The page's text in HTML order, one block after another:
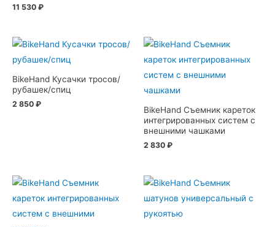
11 530 ₽
BikeHand Кусачки тросов/
рубашек/спиц
2 850 ₽
BikeHand Съемник кареток
интегрированных систем с
внешними чашками
2 830 ₽